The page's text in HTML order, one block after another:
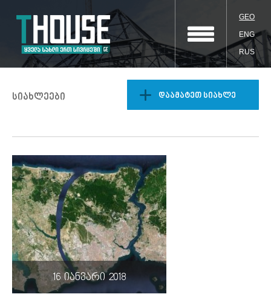
GEO
ENG
RUS
სიახლეები დაამატეთ სიახლე
16 იანვარი 2018